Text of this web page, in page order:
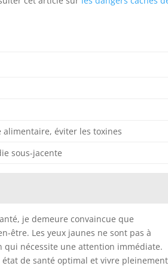
éviter les toxines
sous-jacente
je demeure convaincue que
être. Les yeux jaunes ne sont pas à
qui nécessite une attention immédiate.
de santé optimal et vivre pleinement